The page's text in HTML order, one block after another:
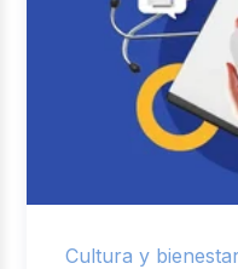
Cultura y